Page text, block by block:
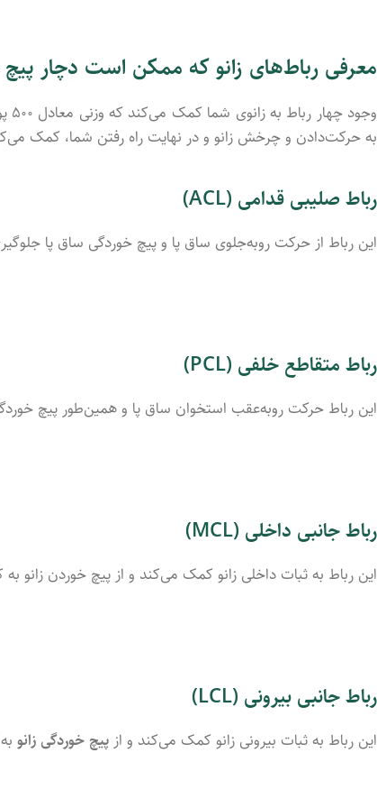
معرفی رباط‌های زانو که ممکن است دچار
به حرکت‌دادن و چرخش زانو و در نهایت راه رفتن شما، کمک
رباط صلیبی قدامی (ACL)
این رباط از حرکت روبه‌جلوی ساق پا و پیچ خوردگی ساق پا
رباط متقاطع خلفی (PCL)
این رباط حرکت روبه‌عقب استخوان ساق پا و همین‌طور پیچ
رباط جانبی داخلی (MCL)
این رباط به ثبات داخلی زانو کمک می‌کند و از پیچ خوردن زانو
رباط جانبی بیرونی (LCL)
این رباط به ثبات بیرونی زانو کمک می‌کند و از پیچ خوردگی زانو